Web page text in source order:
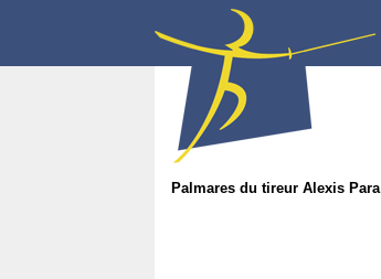
Palmares du tireur Alexis Para